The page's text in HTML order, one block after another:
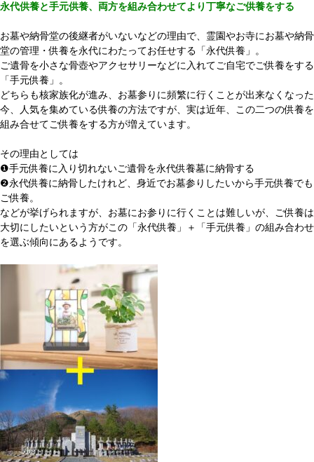
永代供養と手元供養、両方を組み合わせてより丁寧なご供養をする
お墓や納骨堂の後継者がいないなどの理由で、霊園やお寺にお墓や納骨
堂の管理・供養を永代にわたってお任せする「永代供養」。
ご遺骨を小さな骨壺やアクセサリーなどに入れてご自宅でご供養をする
「手元供養」。
どちらも核家族化が進み、お墓参りに頻繁に行くことが出来なくなった
今、人気を集めている供養の方法ですが、実は近年、この二つの供養を
組み合せてご供養をする方が増えています。
その理由としては
❶手元供養に入り切れないご遺骨を永代供養墓に納骨する
❷永代供養に納骨したけれど、身近でお墓参りしたいから手元供養でも
ご供養。
などが挙げられますが、お墓にお参りに行くことは難しいが、ご供養は
大切にしたいという方がこの「永代供養」＋「手元供養」の組み合わせ
を選ぶ傾向にあるようです。